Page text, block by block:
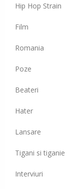
Hip Hop Strain
Film
Romania
Poze
Beateri
Hater
Lansare
Tigani si tiganie
Interviuri